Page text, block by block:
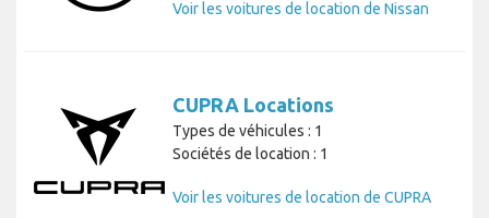
Voir les voitures de location de Nissan
CUPRA Locations
Types de véhicules : 1
Sociétés de location : 1
Voir les voitures de location de CUPRA